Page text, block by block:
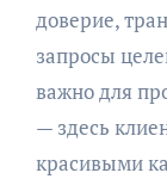
доверие,
запросы
важно для
— здесь
красивыми